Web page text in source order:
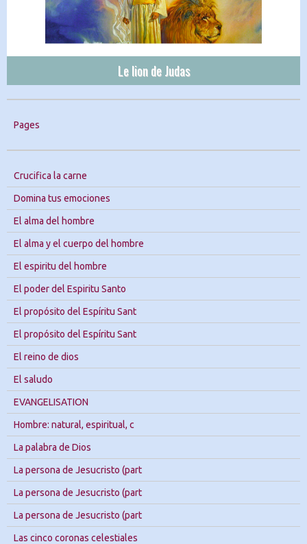
Le lion de Judas
Pages
Crucifica la carne
Domina tus emociones
El alma del hombre
El alma y el cuerpo del hombre
El espiritu del hombre
El poder del Espiritu Santo
El propósito del Espíritu Sant
El propósito del Espíritu Sant
El reino de dios
El saludo
EVANGELISATION
Hombre: natural, espiritual, c
La palabra de Dios
La persona de Jesucristo (part
La persona de Jesucristo (part
La persona de Jesucristo (part
Las cinco coronas celestiales